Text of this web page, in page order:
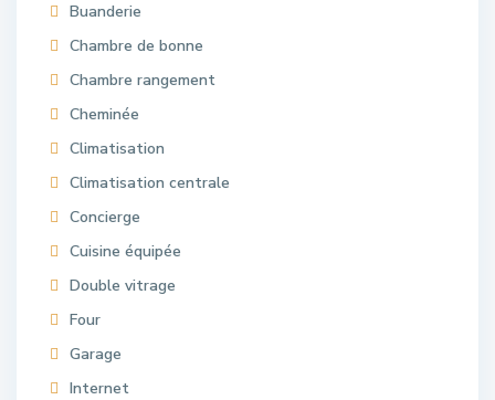
Buanderie
Chambre de bonne
Chambre rangement
Cheminée
Climatisation
Climatisation centrale
Concierge
Cuisine équipée
Double vitrage
Four
Garage
Internet